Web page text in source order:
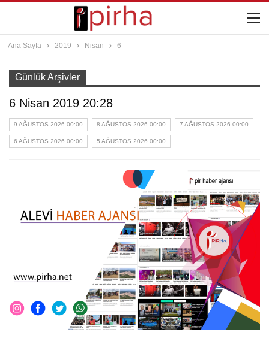
Ana Sayfa 2019 Nisan 6
Günlük Arşivler
6 Nisan 2019 20:28
9 AĞUSTOS 2026 00:00 8 AĞUSTOS 2026 00:00 7 AĞUSTOS 2026 00:00
6 AĞUSTOS 2026 00:00 5 AĞUSTOS 2026 00:00